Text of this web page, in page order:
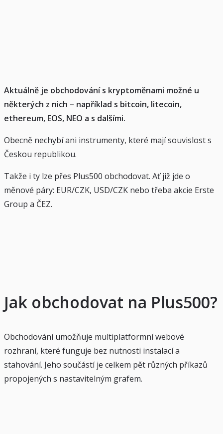
Aktuálně je obchodování s kryptoměnami možné u
některých z nich – například s bitcoin, litecoin,
ethereum, EOS, NEO a s dalšími.
Obecně nechybí ani instrumenty, které mají souvislost s
Českou republikou.
Takže i ty lze přes Plus500 obchodovat. Ať již jde o
měnové páry: EUR/CZK, USD/CZK nebo třeba akcie Erste
Group a ČEZ.
Jak obchodovat na Plus500?
Obchodování umožňuje multiplatformní webové
rozhraní, které funguje bez nutnosti instalací a
stahování. Jeho součástí je celkem pět různých příkazů
propojených s nastavitelným grafem.